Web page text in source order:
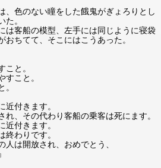
色のない瞳をした餓鬼がぎょろりとし
た。
客船の模型、左手には同じように寝袋
おちてて、そこにはこうあった。
と。
こと。
。
付きます。
、その代わり客船の乗客は死にます。
付きます。
わりです。
は開放され、おめでとう、